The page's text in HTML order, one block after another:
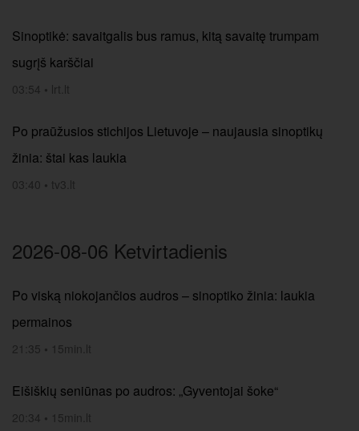
Sinoptikė: savaitgalis bus ramus, kitą savaitę trumpam
sugrįš karščiai
03:54 • lrt.lt
Po praūžusios stichijos Lietuvoje – naujausia sinoptikų
žinia: štai kas laukia
03:40 • tv3.lt
2026-08-06 Ketvirtadienis
Po viską niokojančios audros – sinoptiko žinia: laukia
permainos
21:35 • 15min.lt
Eišiškių seniūnas po audros: „Gyventojai šoke“
20:34 • 15min.lt